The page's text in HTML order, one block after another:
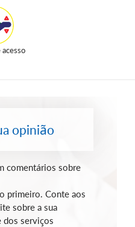
acesso
opinião
comentários sobre
primeiro. Conte aos
sobre a sua
dos serviços